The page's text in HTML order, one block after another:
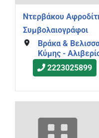
Ντερβάκου
Συμβολαιογράφοι
Βράκα &
Κύμης -
2223025899